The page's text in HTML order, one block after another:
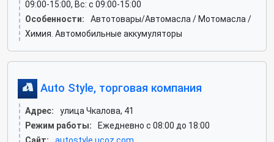
09:00-15:00, Вс: c 09:00-15:00
Особенности:
Автотовары/Автомасла / Мотомасла /
Химия. Автомобильные аккумуляторы
Auto Style, торговая компания
Адрес:
улица Чкалова, 41
Режим работы:
Ежедневно с 08:00 до 18:00